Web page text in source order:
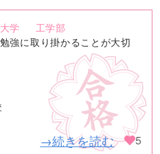
学
工学部
強に取り掛かることが大切
→続きを読む 5